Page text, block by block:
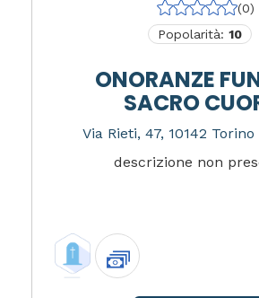
(0)
Popolarità: 10
ONORANZE
SACRO
Via Rieti, 47, 10142
descrizione non